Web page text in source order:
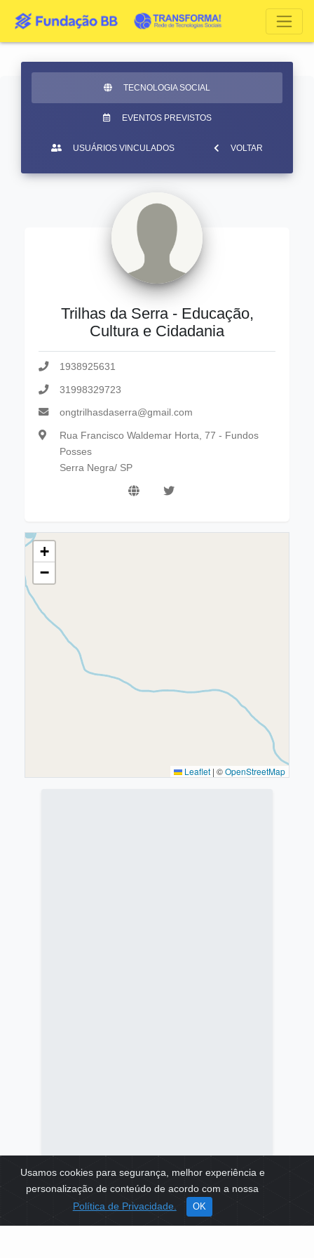
Usamos cookies para segurança, melhor experiência e
personalização de conteúdo de acordo com a nossa
Política de Privacidade.
OK
TECNOLOGIA SOCIAL
EVENTOS PREVISTOS
USUÁRIOS VINCULADOS VOLTAR
Trilhas da Serra - Educação,
Cultura e Cidadania
1938925631
31998329723
ongtrilhasdaserra@gmail.com
Rua Francisco Waldemar Horta, 77 - Fundos
Posses
Serra Negra/ SP
+
−
Leaflet | ©OpenStreetMap
Catapoesia
TEMAS: EDUCAÇÃO MEIO AMBIENTE